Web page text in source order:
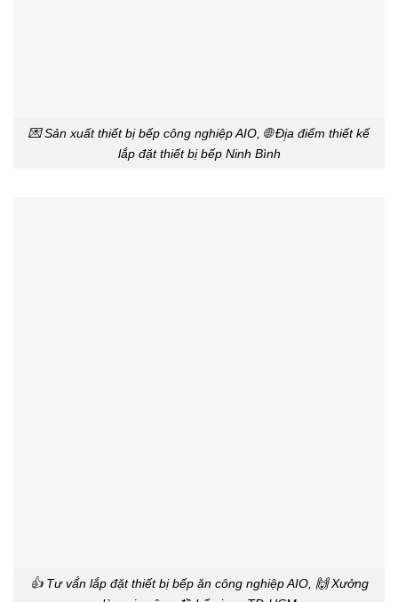
💌 Sản xuất thiết bị bếp công nghiệp AIO, 🌐 Đị̣a điểm thiết kế
lắp đặt thiết bị bếp Ninh Bình
👍 Tư vấ́n lắp đặt thiết bị bếp ăn công nghiệp AIO, 🙌 Xưởng